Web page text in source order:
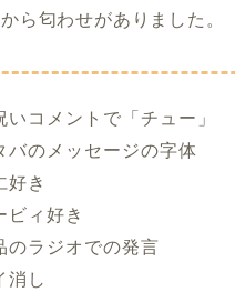
ら匂わせがありました。
いコメントで「チュー」
バのメッセージの字体
好き
ビィ好き
のラジオでの発言
消し